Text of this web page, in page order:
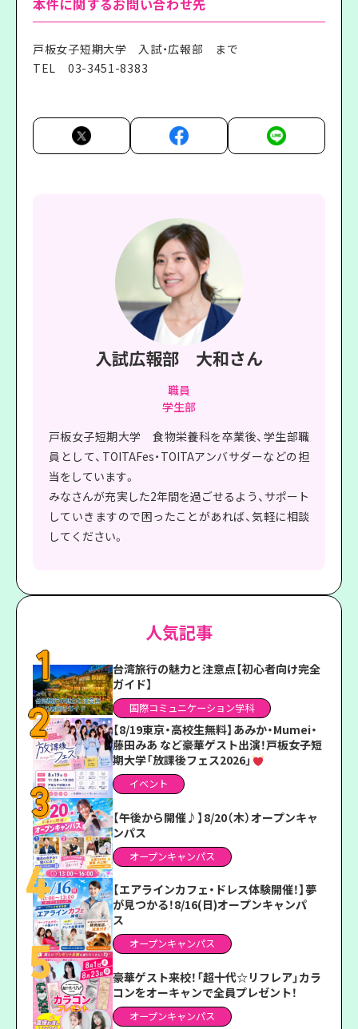
戸板女子短期大学 入試・広報部 まで
TEL 03-3451-8383
入試広報部 大和さん
職員
学生部
戸板女子短期大学 食物栄養科を卒業後、学生部職
員として、TOITAFes・TOITAアンバサダーなどの担
当をしています。
みなさんが充実した2年間を過ごせるよう、サポート
していきますので困ったことがあれば、気軽に相談
してください。
人気記事
台湾旅行の魅力と注意点【初心者向け完全
ガイド】
国際コミュニケーション学科
【8/19東京・高校生無料】あみか・Mumei・
藤田みあ など豪華ゲスト出演！戸板女子短
期大学「放課後フェス2026」
イベント
【午後から開催♪】8/20（木）オープンキャ
ンパス
オープンキャンパス
【エアラインカフェ・ドレス体験開催！】夢
が見つかる！8/16(日)オープンキャンパ
ス
オープンキャンパス
豪華ゲスト来校！「超十代☆リフレア」カラ
コンをオーキャンで全員プレゼント！
オープンキャンパス